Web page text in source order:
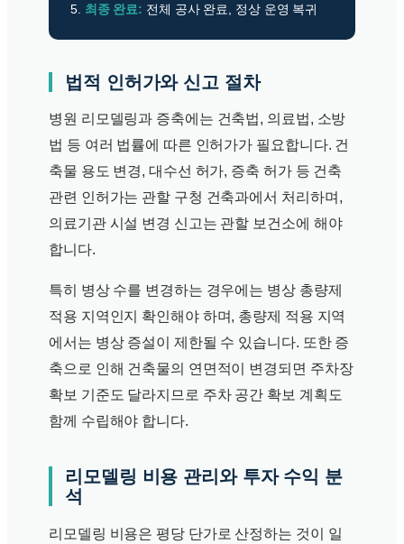
5. 최종 완료: 전체 공사 완료, 정상 운영 복귀
법적 인허가와 신고 절차
병원 리모델링과 증축에는 건축법, 의료법, 소방
법 등 여러 법률에 따른 인허가가 필요합니다. 건
축물 용도 변경, 대수선 허가, 증축 허가 등 건축
관련 인허가는 관할 구청 건축과에서 처리하며,
의료기관 시설 변경 신고는 관할 보건소에 해야
합니다.
특히 병상 수를 변경하는 경우에는 병상 총량제
적용 지역인지 확인해야 하며, 총량제 적용 지역
에서는 병상 증설이 제한될 수 있습니다. 또한 증
축으로 인해 건축물의 연면적이 변경되면 주차장
확보 기준도 달라지므로 주차 공간 확보 계획도
함께 수립해야 합니다.
리모델링 비용 관리와 투자 수익 분
석
리모델링 비용은 평당 단가로 산정하는 것이 일